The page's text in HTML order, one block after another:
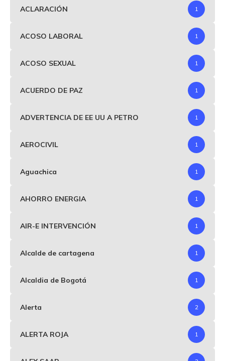
ACLARACIÓN 1
ACOSO LABORAL 1
ACOSO SEXUAL 1
ACUERDO DE PAZ 1
ADVERTENCIA DE EE UU A PETRO 1
AEROCIVIL 1
Aguachica 1
AHORRO ENERGIA 1
AIR-E INTERVENCIÓN 1
Alcalde de cartagena 1
Alcaldia de Bogotá 1
Alerta 2
ALERTA ROJA 1